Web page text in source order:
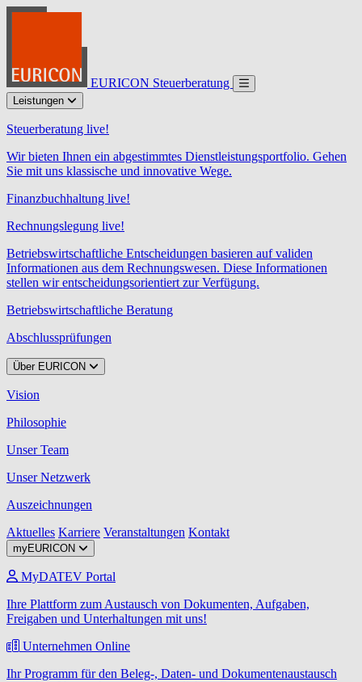
EURICON Steuerberatung
Leistungen
Steuerberatung live!
Wir bieten Ihnen ein abgestimmtes Dienstleistungsportfolio. Gehen
Sie mit uns klassische und innovative Wege.
Finanzbuchhaltung live!
Rechnungslegung live!
Betriebswirtschaftliche Entscheidungen basieren auf validen
Informationen aus dem Rechnungswesen. Diese Informationen
stellen wir entscheidungsorientiert zur Verfügung.
Betriebswirtschaftliche Beratung
Abschlussprüfungen
Über EURICON
Vision
Philosophie
Unser Team
Unser Netzwerk
Auszeichnungen
Aktuelles Karriere Veranstaltungen Kontakt
myEURICON
MyDATEV Portal
Ihre Plattform zum Austausch von Dokumenten, Aufgaben,
Freigaben und Unterhaltungen mit uns!
Unternehmen Online
Ihr Programm für den Beleg-, Daten- und Dokumentenaustausch